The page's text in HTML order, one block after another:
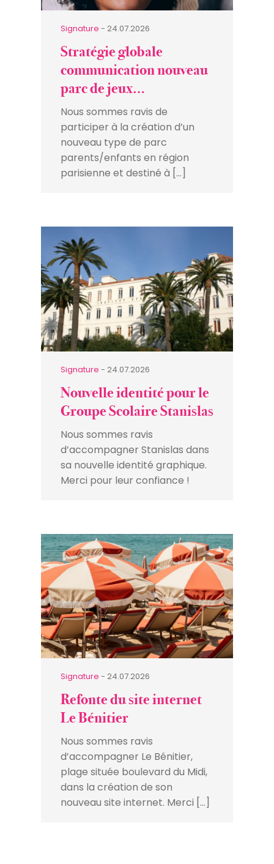
Signature - 24.07.2026
Stratégie globale
communication nouveau
parc de jeux
parents/enfants
Nous sommes ravis de
participer à la création d’un
nouveau type de parc
parents/enfants en région
parisienne et destiné à […]
Signature - 24.07.2026
Nouvelle identité pour le
Groupe Scolaire Stanislas
Nous sommes ravis
d’accompagner Stanislas dans
sa nouvelle identité graphique.
Merci pour leur confiance !
Signature - 24.07.2026
Refonte du site internet
Le Bénitier
Nous sommes ravis
d’accompagner Le Bénitier,
plage située boulevard du Midi,
dans la création de son
nouveau site internet. Merci […]